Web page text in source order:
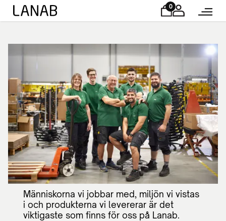
0
Människorna vi jobbar med, miljön vi vistas
i och produkterna vi levererar är det
viktigaste som finns för oss på Lanab.